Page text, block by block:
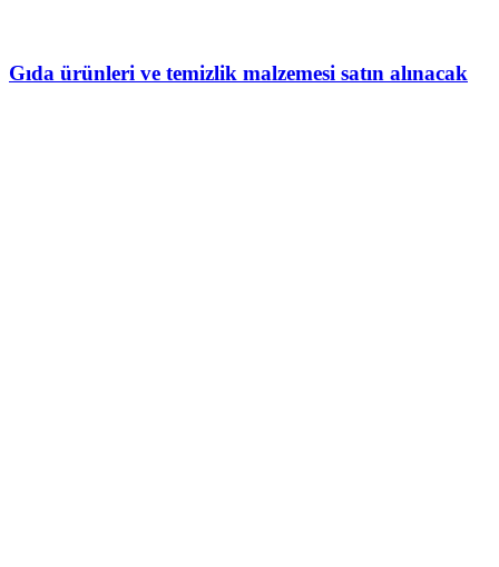
Gıda ürünleri ve temizlik malzemesi satın alınacak